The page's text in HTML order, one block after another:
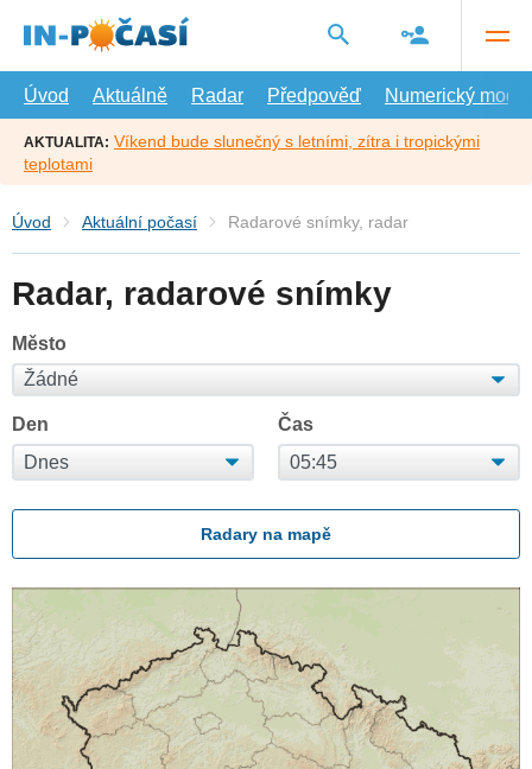
hlavní
Úvod
Aktuálně Radar Předpověď Numerický model
AKTUALITA: Víkend bude slunečný s letními, zítra i tropickými
teplotami
Úvod Aktuální počasí Radarové snímky, radar
Radar, radarové snímky
Město
Den Čas
Radary na mapě